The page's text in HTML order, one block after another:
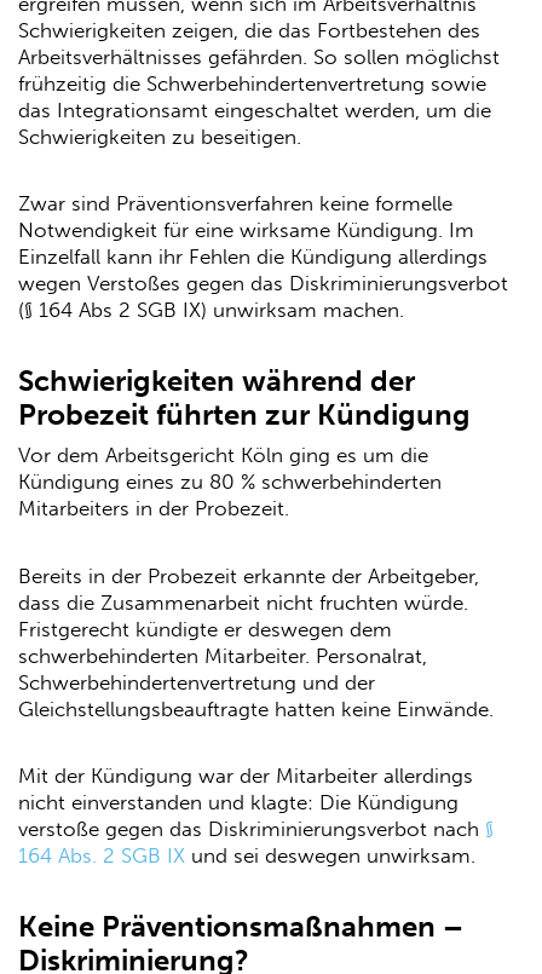
Schwierigkeiten zeigen, die das Fortbestehen des
Arbeitsverhältnisses gefährden. So sollen möglichst
frühzeitig die Schwerbehindertenvertretung sowie
das Integrationsamt eingeschaltet werden, um die
Schwierigkeiten zu beseitigen.
Zwar sind Präventionsverfahren keine formelle
Notwendigkeit für eine wirksame Kündigung. Im
Einzelfall kann ihr Fehlen die Kündigung allerdings
wegen Verstoßes gegen das Diskriminierungsverbot
(§ 164 Abs 2 SGB IX) unwirksam machen.
Schwierigkeiten während der
Probezeit führten zur Kündigung
Vor dem Arbeitsgericht Köln ging es um die
Kündigung eines zu 80 % schwerbehinderten
Mitarbeiters in der Probezeit.
Bereits in der Probezeit erkannte der Arbeitgeber,
dass die Zusammenarbeit nicht fruchten würde.
Fristgerecht kündigte er deswegen dem
schwerbehinderten Mitarbeiter. Personalrat,
Schwerbehindertenvertretung und der
Gleichstellungsbeauftragte hatten keine Einwände.
Mit der Kündigung war der Mitarbeiter allerdings
nicht einverstanden und klagte: Die Kündigung
verstoße gegen das Diskriminierungsverbot nach §
164 Abs. 2 SGB IX und sei deswegen unwirksam.
Keine Präventionsmaßnahmen –
Diskriminierung?